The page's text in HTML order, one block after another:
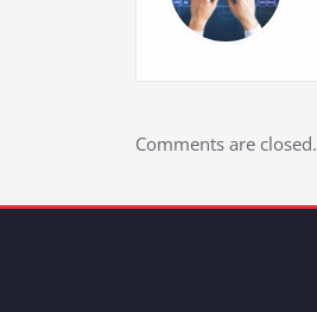
Comments are closed.